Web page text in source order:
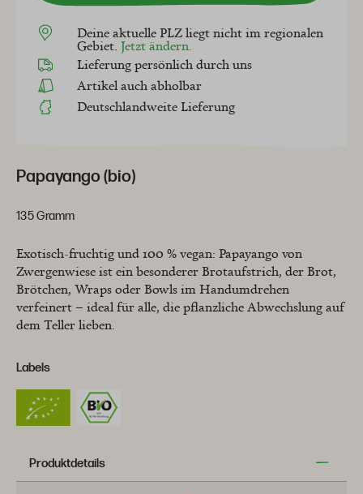
Papayango (bio)
135 Gramm
Exotisch-fruchtig und 100 % vegan: Papayango von
Zwergenwiese ist ein besonderer Brotaufstrich, der Brot,
Brötchen, Wraps oder Bowls im Handumdrehen
verfeinert – ideal für alle, die pflanzliche Abwechslung auf
dem Teller lieben.
Labels
Produktdetails
Deine aktuelle PLZ liegt nicht im regionalen
Gebiet. Jetzt ändern.
Lieferung persönlich durch uns
Artikel auch abholbar
Deutschlandweite Lieferung